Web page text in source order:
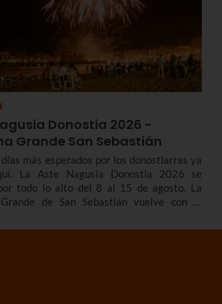
Donostia 2026 -
Grande San Sebastián
días más esperados por los donostiarras ya
La Aste Nagusia Donostia 2026 se
todo lo alto del 8 al 15 de agosto. La
Grande de San Sebastián vuelve con el
fuegos artificiales que tanto nos gustan,